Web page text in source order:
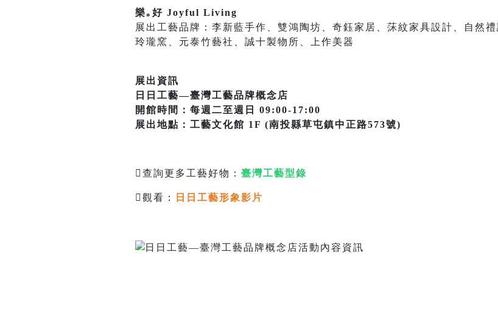
樂｡好 Joyful Living
展出工藝品牌：李新藍手作、雙鴻陶坊、奇鈺家居、莯紋家具設計、自然
玲瓏窯、元泰竹藝社、誠十製物所、上作美器
展出資訊
日日工藝—臺灣工藝品牌概念店
開館時間：每週二至週日 09:00-17:00
展出地點：工藝文化館 1F (南投縣草屯鎮中正路573號)
查詢更多工藝好物： 臺灣工藝型錄
觀看： 日日工藝形象影片